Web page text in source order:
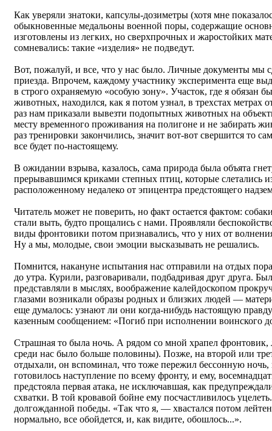
Как уверяли знатоки, капсулы-дозиметры (хотя мне
обыкновенные медальоны военной поры, содержащие
изготовлены из легких, но сверхпрочных и жаростойких
сомневались: такие «изделия» не подведут.
Вот, пожалуй, и все, что у нас было. Личные документы мы
приезда. Впрочем, каждому участнику эксперимента еще
в строго охраняемую «особую зону». Участок, где я обязан
животных, находился, как я потом узнал, в трехстах метрах
раз нам приказали вывезти подопытных животных на
месту временного проживания на полигоне и не забирать
раз тренировки закончились, значит вот-вот свершится то
все будет по-настоящему.
В ожидании взрыва, казалось, сама природа была объята
прерывавшимся криками степных птиц, которые слетались
расположенному недалеко от эпицентра предстоящего
Читатель может не поверить, но факт остается фактом:
стали выть, будто прощались с нами. Проявляли
виды фронтовики потом признавались, что у них от
Ну а мы, молодые, свои эмоции высказывать не решались.
Помнится, накануне испытания нас отправили на отдых
до утра. Курили, разговаривали, подбадривая друг друга.
представляли в мыслях, воображение калейдоскопом
глазами возникали образы родных и близких людей —
еще думалось: узнают ли они когда-нибудь настоящую
казенным сообщением: «Погиб при исполнении воинского
Страшная то была ночь. А рядом со мной храпел
среди нас было больше половины). Позже, на второй или
отдыхали, он вспоминал, что тоже пережил бессонную ночь,
готовилось наступление по всему фронту, и ему,
предстояла первая атака, не исключавшая, как
схватки. В той кровавой бойне ему посчастливилось
долгожданной победы. «Так что я, — хвастался потом
нормально, все обойдется, и, как видите, обошлось...».